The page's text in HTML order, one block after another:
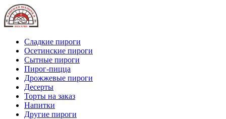
Сладкие пироги
Осетинские пироги
Сытные пироги
Пирог-пицца
Дрожжевые пироги
Десерты
Торты на заказ
Напитки
Другие пироги